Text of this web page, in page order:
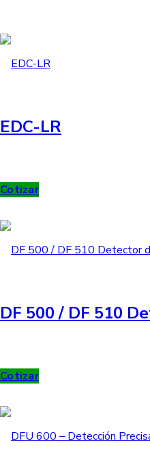
EDC-LR
Cotizar
DF 500 / DF 510
Cotizar